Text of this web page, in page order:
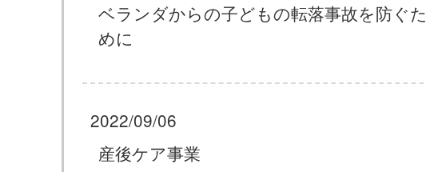
ベランダからの子どもの転落事故を防ぐた
めに
2022/09/06
産後ケア事業